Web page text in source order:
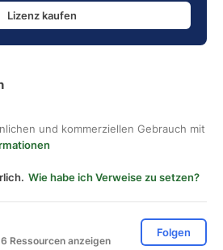
Lizenz kaufen
und kommerziellen Gebrauch mit
Wie habe ich Verweise zu setzen?
Ressourcen anzeigen
Folgen